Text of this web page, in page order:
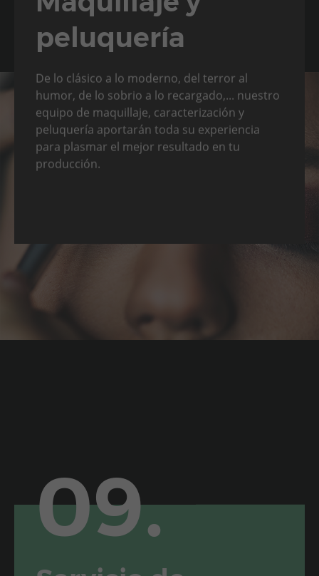
peluquería
De lo clásico a lo moderno, del terror al
humor, de lo sobrio a lo recargado,... nuestro
equipo de maquillaje, caracterización y
peluquería aportarán toda su experiencia
para plasmar el mejor resultado en tu
producción.
09.